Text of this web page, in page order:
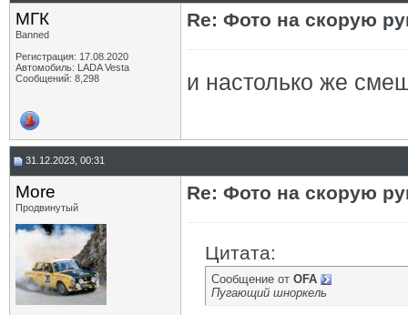
МГК
Banned
Регистрация: 17.08.2020
Автомобиль: LADA Vesta
Сообщений: 8,298
Re: Фото на скорую
и настолько же
31.12.2023, 00:31
More
Продвинутый
Re: Фото на скорую
Цитата:
Сообщение от OFA
Пугающий шноркель